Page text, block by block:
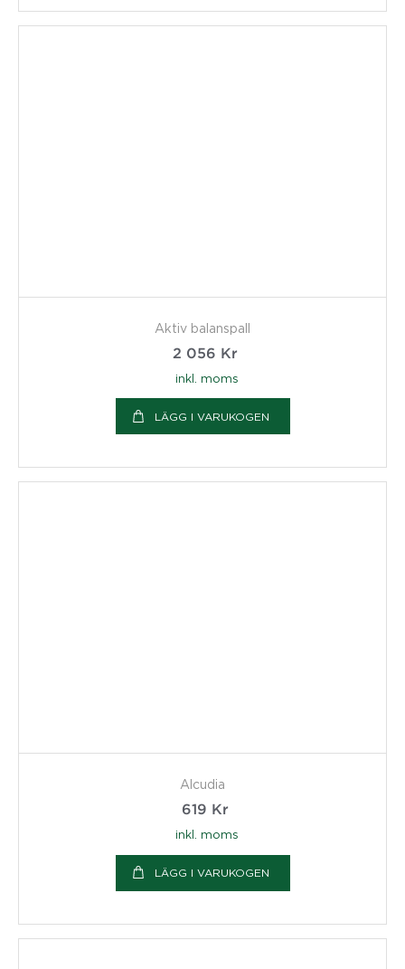
Aktiv balanspall
2 056 Kr
inkl. moms
LÄGG I VARUKOGEN
Alcudia
619 Kr
inkl. moms
LÄGG I VARUKOGEN